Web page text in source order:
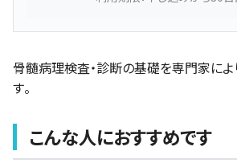
骨髄病理検査・診断の基礎を専門家に
す。
こんな人におすすめです